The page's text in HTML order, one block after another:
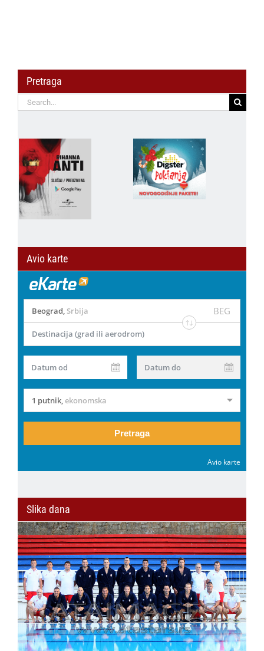
Pretraga
Search
for:
Avio karte
Beograd, Srbija BEG
Destinacija (grad ili aerodrom)
Datum od Datum do
1 putnik,ekonomska
Pretraga
Avio karte
Slika dana